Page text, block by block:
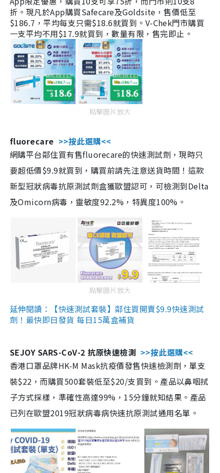
折。現凡於App購買Safecare及Goldsite，售價低至
$186.7，平均每支只需$18.6就買到。V-Chek門市購買
一支平均不用$17.9就買到，數量有限，售完即止。
點擊圖片放大
fluorecare >>按此選購<<
網購平台鄰住買有售fluorecare的快速測試劑，現時只
要超低價$9.9就買到，購買前請先注意送貨時間！這款
新型冠狀病毒抗原測試劑盒獲歐盟認可，可檢測到Delta
及Omicorn病毒，靈敏度92.2%，特異度100%。
點擊圖片放大
延伸閱讀：【快速測試套裝】鄰住買開賣$9.9快速測試
劑！最快即日發貨 每日15萬盒補貨
SEJOY SARS-CoV-2 抗原快速檢測 >>按此選購<<
香港口罩品牌HK-M Mask抗疫價發售快速檢測劑，單支
裝$22，而購買500套裝低至$20/支買到。產品以鼻咽拭
子方式採樣，準確性高達99%，15分鐘就知結果。產品
已列在歐盟2019冠狀病毒病快速抗原測試通用名單。